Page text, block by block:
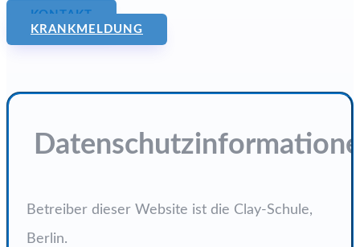
KONTAKT
KRANKMELDUNG
Betreiber dieser Website ist die Clay-Schule,
Berlin.